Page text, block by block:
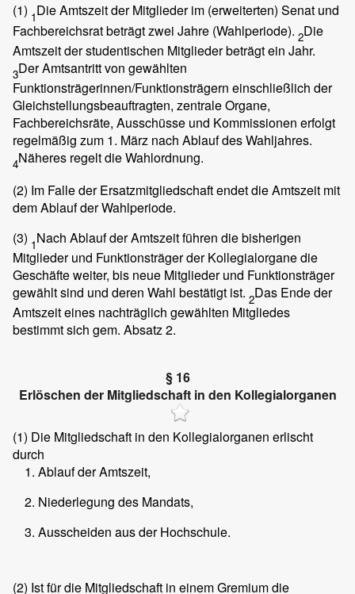
(1) 1Die Amtszeit der Mitglieder im (erweiterten) Senat und
Fachbereichsrat beträgt zwei Jahre (Wahlperiode). 2Die
Amtszeit der studentischen Mitglieder beträgt ein Jahr.
3Der Amtsantritt von gewählten
Funktionsträgerinnen/Funktionsträgern einschließlich der
Gleichstellungsbeauftragten, zentrale Organe,
Fachbereichsräte, Ausschüsse und Kommissionen erfolgt
regelmäßig zum 1. März nach Ablauf des Wahljahres.
4Näheres regelt die Wahlordnung.
(2) Im Falle der Ersatzmitgliedschaft endet die Amtszeit mit
dem Ablauf der Wahlperiode.
(3) 1Nach Ablauf der Amtszeit führen die bisherigen
Mitglieder und Funktionsträger der Kollegialorgane die
Geschäfte weiter, bis neue Mitglieder und Funktionsträger
gewählt sind und deren Wahl bestätigt ist. 2Das Ende der
Amtszeit eines nachträglich gewählten Mitgliedes
bestimmt sich gem. Absatz 2.
§ 16
Erlöschen der Mitgliedschaft in den Kollegialorganen
(1) Die Mitgliedschaft in den Kollegialorganen erlischt
durch
Ablauf der Amtszeit,
Niederlegung des Mandats,
Ausscheiden aus der Hochschule.
(2) Ist für die Mitgliedschaft in einem Gremium die